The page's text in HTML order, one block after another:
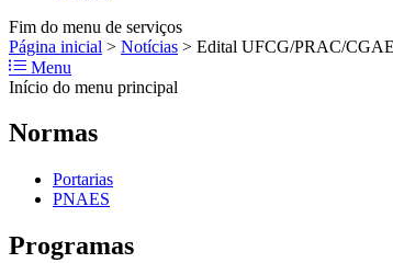
Fim do menu de serviços
Página inicial > Notícias > Edital UFCG/PRAC/CGAE
Menu
Início do menu principal
Normas
Portarias
PNAES
Programas